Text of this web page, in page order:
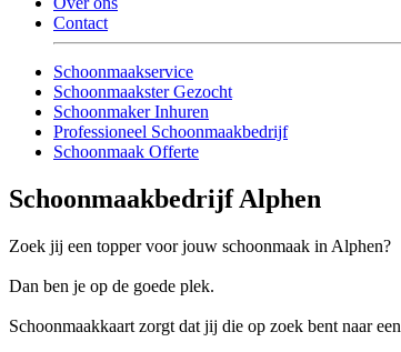
Contact
Schoonmaakservice
Schoonmaakster Gezocht
Schoonmaker Inhuren
Professioneel Schoonmaakbedrijf
Schoonmaak Offerte
Schoonmaakbedrijf Alphen
Zoek jij een topper voor jouw schoonmaak in Alphen?
Dan ben je op de goede plek.
Schoonmaakkaart zorgt dat jij die op zoek bent naar een